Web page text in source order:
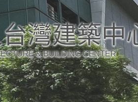
灣建築中
& BUILDING CENTER